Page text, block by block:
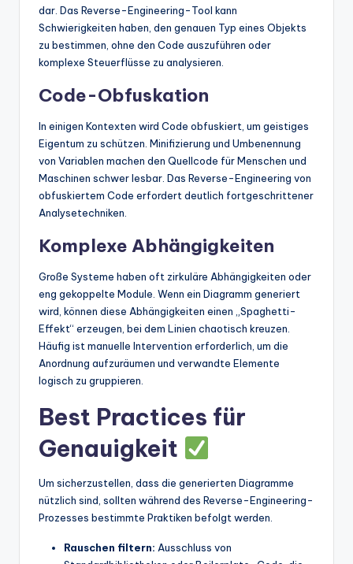
dar. Das Reverse-Engineering-Tool kann
Schwierigkeiten haben, den genauen Typ eines Objekts
zu bestimmen, ohne den Code auszuführen oder
komplexe Steuerflüsse zu analysieren.
Code-Obfuskation
In einigen Kontexten wird Code obfuskiert, um geistiges
Eigentum zu schützen. Minifizierung und Umbenennung
von Variablen machen den Quellcode für Menschen und
Maschinen schwer lesbar. Das Reverse-Engineering von
obfuskiertem Code erfordert deutlich fortgeschrittener
Analysetechniken.
Komplexe Abhängigkeiten
Große Systeme haben oft zirkuläre Abhängigkeiten oder
eng gekoppelte Module. Wenn ein Diagramm generiert
wird, können diese Abhängigkeiten einen „Spaghetti-
Effekt“ erzeugen, bei dem Linien chaotisch kreuzen.
Häufig ist manuelle Intervention erforderlich, um die
Anordnung aufzuräumen und verwandte Elemente
logisch zu gruppieren.
Best Practices für
Genauigkeit
Um sicherzustellen, dass die generierten Diagramme
nützlich sind, sollten während des Reverse-Engineering-
Prozesses bestimmte Praktiken befolgt werden.
Rauschen filtern: Ausschluss von